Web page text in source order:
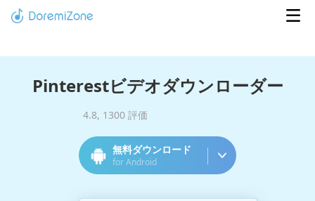
Pinterestビデオダウンローダー
4.8, 1300 評価
無料ダウンロード
for Android